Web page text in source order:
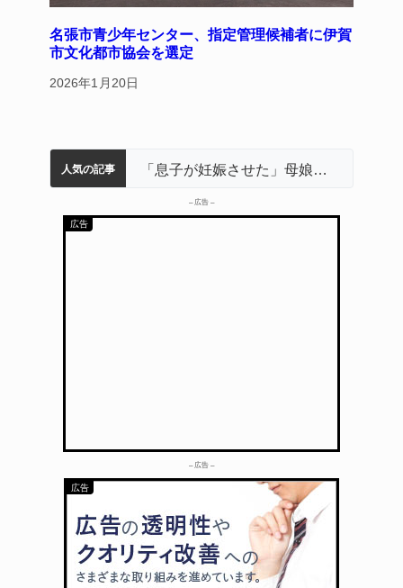
名張市青少年センター、指定管理候補者に伊賀
市文化都市協会を選定
2026年1月20日
人気の記事
名張市水道料金47％値上げへ 答申案、審議会で大筋まとまる
器物損壊容疑で83歳女逮捕 伊賀署
中学校の陶壁モニュメント 地元建設会社がボランティアで清掃 伊賀
名張市立病院のDMAT、熊本地震の被災地へ 能登以来3回目の派遣 「息子が妊娠させた」母娘だまされ400万円詐欺被害 名張
– 広告 –
– 広告 –